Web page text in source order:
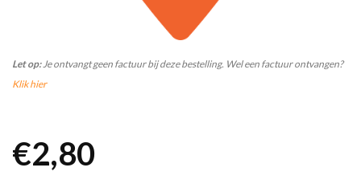
Let op:Je ontvangt geen factuur bij deze bestelling. Wel een factuur ontvangen?
Klik hier
€2,80